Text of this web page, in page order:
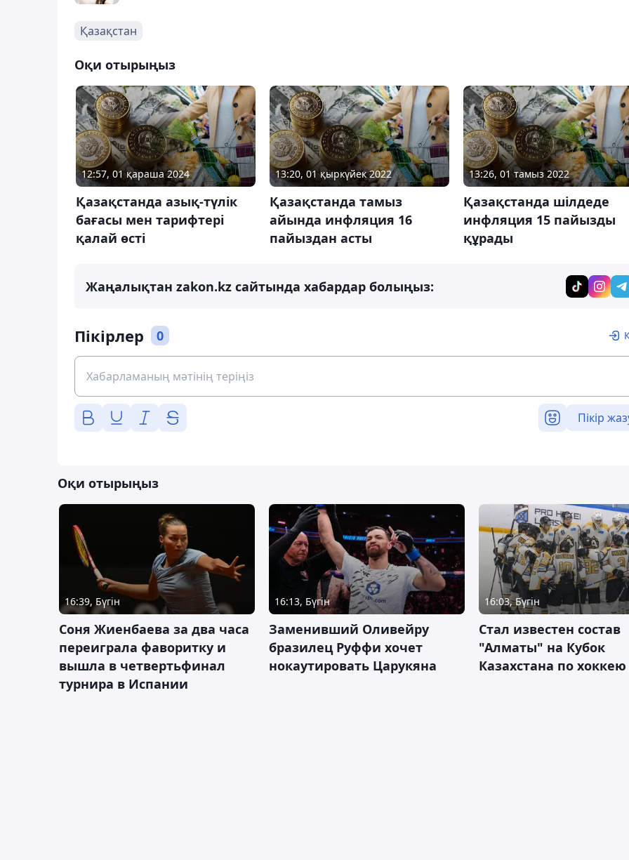
Қазақстан
Оқи отырыңыз
12:57, 01 қараша 2024
Қазақстанда азық-түлік
бағасы мен тарифтері
қалай өсті
13:20, 01 қыркүйек 2022
Қазақстанда тамыз
айында инфляция 16
пайыздан асты
13:26, 01 тамыз 2022
Қазақстанда шілдеде
инфляция 15 пайызды
құрады
Жаңалықтан zakon.kz сайтында хабардар болыңыз:
Пікірлер 0
Пікір
Оқи отырыңыз
16:39, Бүгін
Соня Жиенбаева за два часа
переиграла фаворитку и
вышла в четвертьфинал
турнира в Испании
16:13, Бүгін
Заменивший Оливейру
бразилец Руффи хочет
нокаутировать Царукяна
16:03, Бүгін
Стал известен состав
"Алматы" на Кубок
Казахстана по хоккею